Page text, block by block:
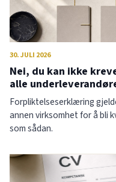
30. JULI 2026
Nei, du kan ikke
alle
Forpliktelseserklæring
annen virksomhet for å bli
som sådan.